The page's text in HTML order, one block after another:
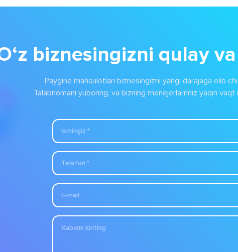
biznesingizni qulay
Paygine mahsulotlari biznesingizni yangi darajaga olib
Talabnomani yuboring, va bizning menejerlarimiz yaqin vaqt